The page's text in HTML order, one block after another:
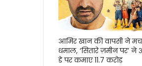
आमिर खान की वापसी ने
धमाल, ‘सितारे ज़मीन पर’
डे पर कमाए 11.7 करोड़